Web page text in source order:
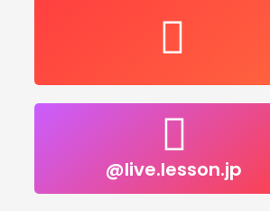
user/LiveLessonsJapan
@live.lesson.jp
@live.lesson.jp
Click to follow